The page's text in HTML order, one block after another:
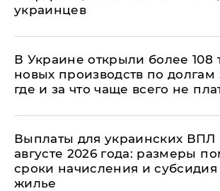
украинцев
В Украине открыли более 108
новых производств по
где и за что чаще всего не
Выплаты для украинских ВПЛ
августе 2026 года: размеры
сроки начисления и субсидия
жилье